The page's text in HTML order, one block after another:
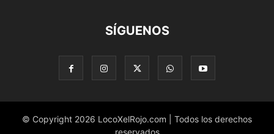
SÍGUENOS
© Copyright 2026 LocoXelRojo.com | Todos los derechos
reservados